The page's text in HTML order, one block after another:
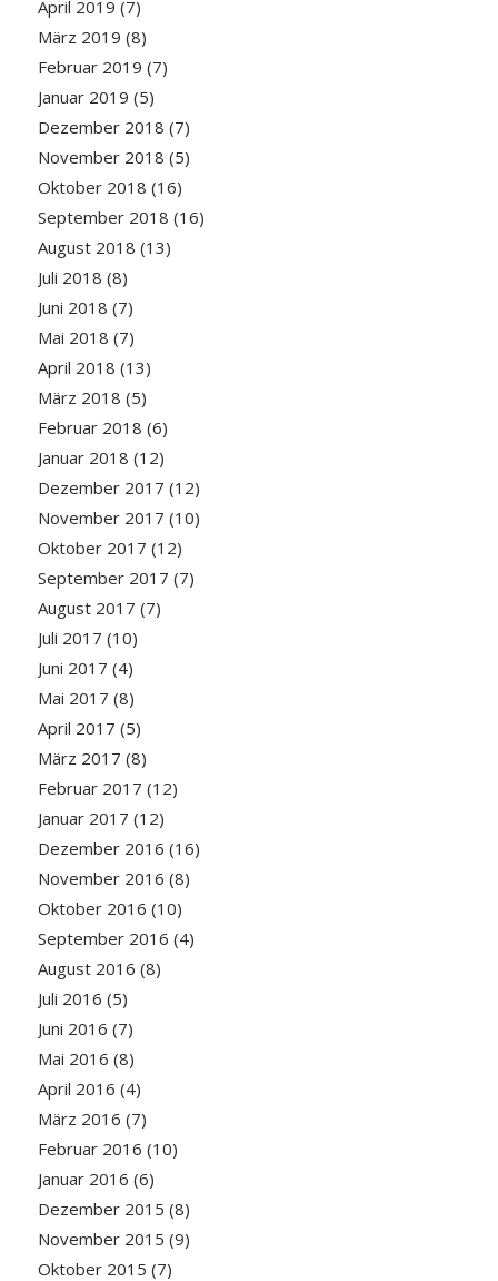
April 2019 (7)
März 2019 (8)
Februar 2019 (7)
Januar 2019 (5)
Dezember 2018 (7)
November 2018 (5)
Oktober 2018 (16)
September 2018 (16)
August 2018 (13)
Juli 2018 (8)
Juni 2018 (7)
Mai 2018 (7)
April 2018 (13)
März 2018 (5)
Februar 2018 (6)
Januar 2018 (12)
Dezember 2017 (12)
November 2017 (10)
Oktober 2017 (12)
September 2017 (7)
August 2017 (7)
Juli 2017 (10)
Juni 2017 (4)
Mai 2017 (8)
April 2017 (5)
März 2017 (8)
Februar 2017 (12)
Januar 2017 (12)
Dezember 2016 (16)
November 2016 (8)
Oktober 2016 (10)
September 2016 (4)
August 2016 (8)
Juli 2016 (5)
Juni 2016 (7)
Mai 2016 (8)
April 2016 (4)
März 2016 (7)
Februar 2016 (10)
Januar 2016 (6)
Dezember 2015 (8)
November 2015 (9)
Oktober 2015 (7)